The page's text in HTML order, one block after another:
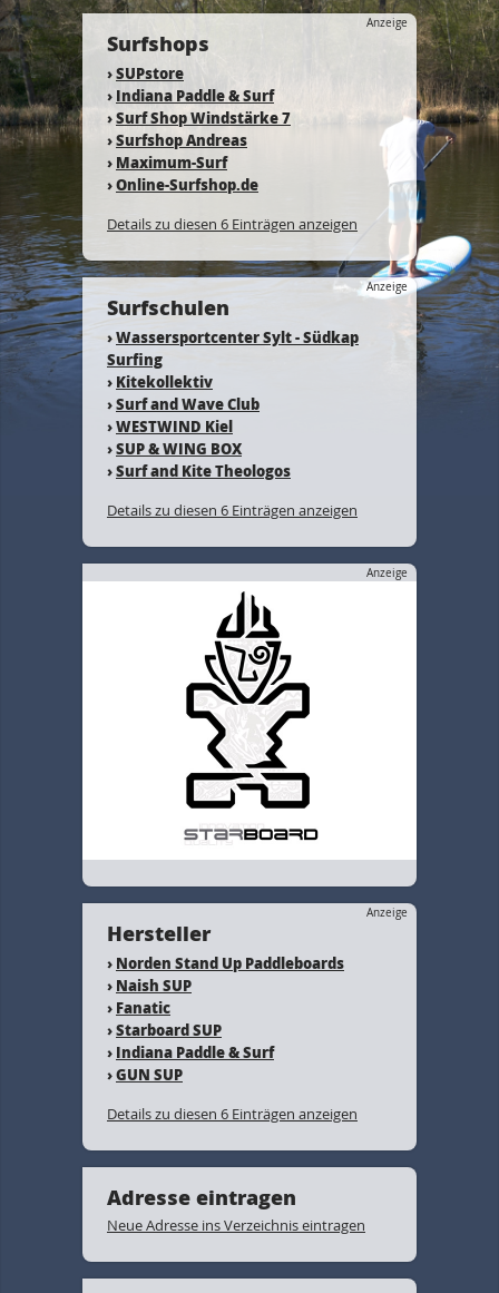
Anzeige
Surfshops
›SUPstore
› Indiana Paddle & Surf
›Surf Shop Windstärke 7
›Surfshop Andreas
› Maximum-Surf
›Online-Surfshop.de
Details zu diesen 6 Einträgen anzeigen
Anzeige
Surfschulen
›Wassersportcenter Sylt - Südkap
Surfing
› Kitekollektiv
›Surf and Wave Club
›WESTWIND Kiel
›SUP & WING BOX
›Surf and Kite Theologos
Details zu diesen 6 Einträgen anzeigen
Anzeige
Anzeige
Hersteller
› Norden Stand Up Paddleboards
› Naish SUP
› Fanatic
›Starboard SUP
› Indiana Paddle & Surf
›GUN SUP
Details zu diesen 6 Einträgen anzeigen
Adresse eintragen
Neue Adresse ins Verzeichnis eintragen